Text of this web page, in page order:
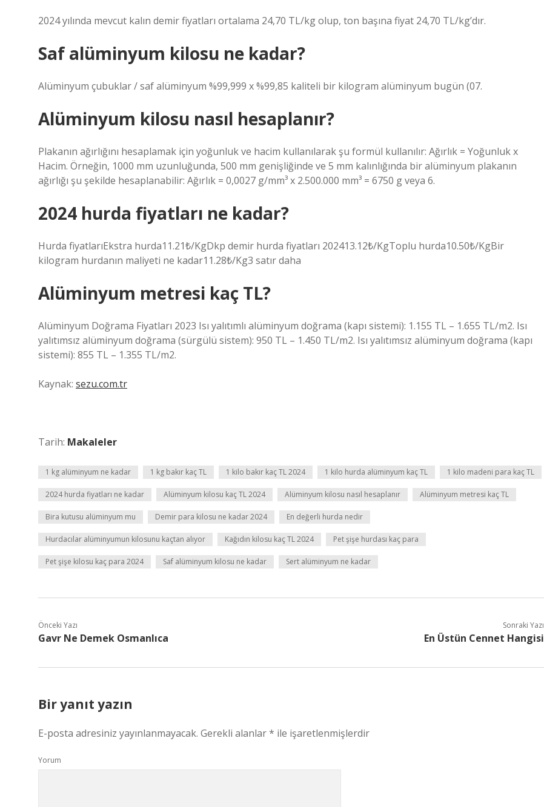
2024 yılında mevcut kalın demir fiyatları ortalama 24,70 TL/kg olup, ton başına fiyat 24,70 TL/kg’dır.
Saf alüminyum kilosu ne kadar?
Alüminyum çubuklar / saf alüminyum %99,999 x %99,85 kaliteli bir kilogram alüminyum bugün (07.
Alüminyum kilosu nasıl hesaplanır?
Plakanın ağırlığını hesaplamak için yoğunluk ve hacim kullanılarak şu formül kullanılır: Ağırlık = Yoğunluk x
Hacim. Örneğin, 1000 mm uzunluğunda, 500 mm genişliğinde ve 5 mm kalınlığında bir alüminyum plakanın
ağırlığı şu şekilde hesaplanabilir: Ağırlık = 0,0027 g/mm³ x 2.500.000 mm³ = 6750 g veya 6.
2024 hurda fiyatları ne kadar?
Hurda fiyatlarıEkstra hurda11.21₺/KgDkp demir hurda fiyatları 202413.12₺/KgToplu hurda10.50₺/KgBir
kilogram hurdanın maliyeti ne kadar11.28₺/Kg3 satır daha
Alüminyum metresi kaç TL?
Alüminyum Doğrama Fiyatları 2023 Isı yalıtımlı alüminyum doğrama (kapı sistemi): 1.155 TL – 1.655 TL/m2. Isı
yalıtımsız alüminyum doğrama (sürgülü sistem): 950 TL – 1.450 TL/m2. Isı yalıtımsız alüminyum doğrama (kapı
sistemi): 855 TL – 1.355 TL/m2.
Kaynak: sezu.com.tr
Tarih: Makaleler
1 kg alüminyum ne kadar 1 kg bakır kaç TL 1 kilo bakır kaç TL 2024 1 kilo hurda alüminyum kaç TL 1 kilo madeni para kaç TL
2024 hurda fiyatları ne kadar Alüminyum kilosu kaç TL 2024 Alüminyum kilosu nasıl hesaplanır Alüminyum metresi kaç TL
Bira kutusu alüminyum mu Demir para kilosu ne kadar 2024 En değerli hurda nedir
Hurdacılar alüminyumun kilosunu kaçtan alıyor Kağıdın kilosu kaç TL 2024 Pet şişe hurdası kaç para
Pet şişe kilosu kaç para 2024 Saf alüminyum kilosu ne kadar Sert alüminyum ne kadar
Önceki Yazı
Gavr Ne Demek Osmanlıca
Sonraki Yazı
En Üstün Cennet Hangisi
Bir yanıt yazın
E-posta adresiniz yayınlanmayacak. Gerekli alanlar* ile işaretlenmişlerdir
Yorum